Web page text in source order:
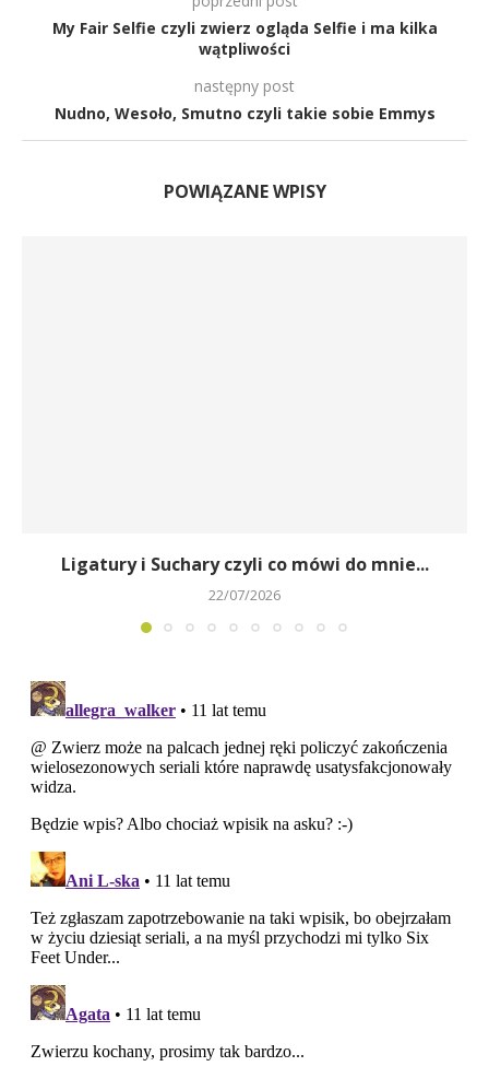
My Fair Selfie czyli zwierz ogląda Selfie i ma kilka
wątpliwości
następny post
Nudno, Wesoło, Smutno czyli takie sobie Emmys
POWIĄZANE WPISY
Ligatury i Suchary czyli co mówi do mnie...
22/07/2026